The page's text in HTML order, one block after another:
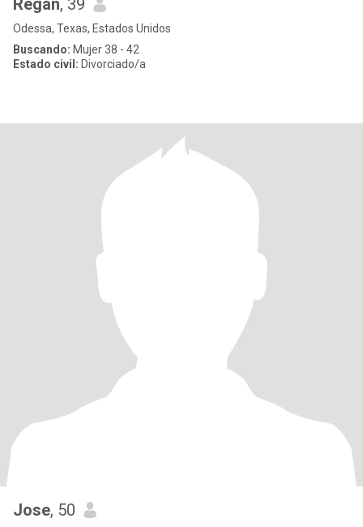
Regan, 39
Odessa, Texas, Estados Unidos
Buscando: Mujer 38 - 42
Estado civil: Divorciado/a
Jose, 50